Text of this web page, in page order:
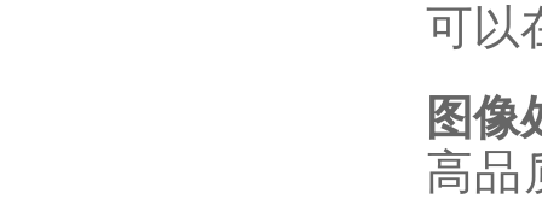
可以
图像
高品